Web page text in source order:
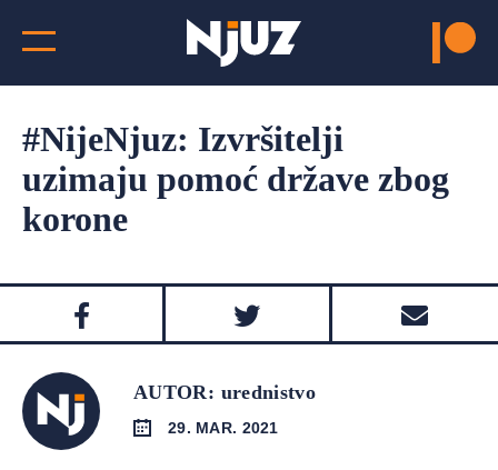
#NijeNjuz: Izvršitelji
uzimaju pomoć države zbog
korone
AUTOR: urednistvo
29. MAR. 2021